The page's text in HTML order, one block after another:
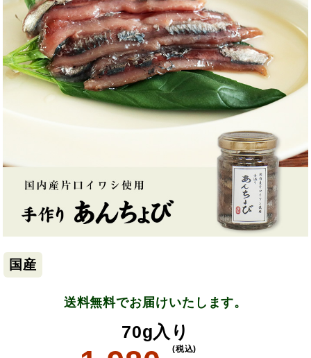
国産
送料無料でお届けいたします。
70g入り
(税込)